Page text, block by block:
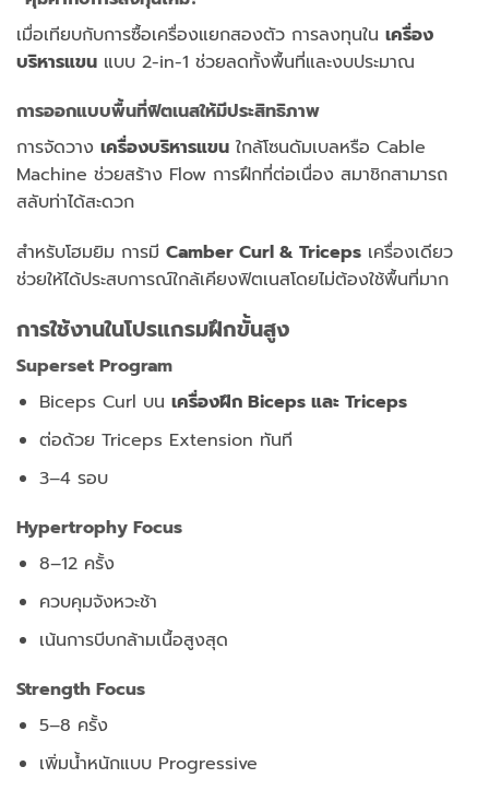
เมื่อเทียบกับการซื้อเครื่องแยกสองตัว การลงทุนใน เครื่อง
บริหารแขน แบบ 2-in-1 ช่วยลดทั้งพื้นที่และงบประมาณ
การออกแบบพื้นที่ฟิตเนสให้มีประสิทธิภาพ
การจัดวาง เครื่องบริหารแขน ใกล้โซนดัมเบลหรือ Cable
Machine ช่วยสร้าง Flow การฝึกที่ต่อเนื่อง สมาชิกสามารถ
สลับท่าได้สะดวก
สำหรับโฮมยิม การมี Camber Curl & Triceps เครื่องเดียว
ช่วยให้ได้ประสบการณ์ใกล้เคียงฟิตเนสโดยไม่ต้องใช้พื้นที่มาก
การใช้งานในโปรแกรมฝึกขั้นสูง
Superset Program
Biceps Curl บน เครื่องฝึก Biceps และ Triceps
ต่อด้วย Triceps Extension ทันที
3–4 รอบ
Hypertrophy Focus
8–12 ครั้ง
ควบคุมจังหวะช้า
เน้นการบีบกล้ามเนื้อสูงสุด
Strength Focus
5–8 ครั้ง
เพิ่มน้ำหนักแบบ Progressive